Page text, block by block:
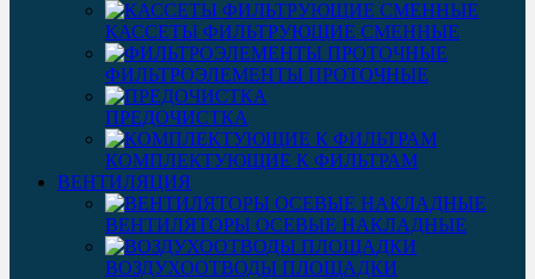
КАССЕТЫ ФИЛЬТРУЮЩИЕ СМЕННЫЕ
ФИЛЬТРОЭЛЕМЕНТЫ ПРОТОЧНЫЕ
ПРЕДОЧИСТКА
КОМПЛЕКТУЮЩИЕ К ФИЛЬТРАМ
ВЕНТИЛЯЦИЯ
ВЕНТИЛЯТОРЫ ОСЕВЫЕ НАКЛАДНЫЕ
ВОЗДУХООТВОДЫ ПЛОЩАДКИ